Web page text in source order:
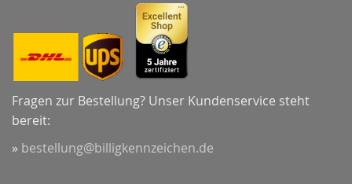
Fragen zur Bestellung? Unser Kundenservice steht
bereit:
» bestellung@billigkennzeichen.de